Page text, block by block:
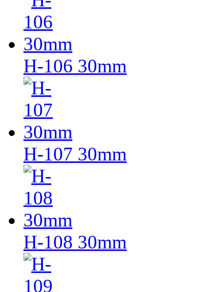
H-106 30mm
H-107 30mm
H-108 30mm